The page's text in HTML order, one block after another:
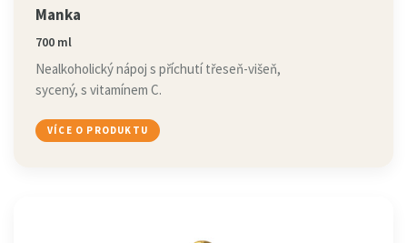
Manka
700 ml
Nealkoholický nápoj s příchutí třeseň-višeň,
sycený, s vitamínem C.
VÍCE O PRODUKTU